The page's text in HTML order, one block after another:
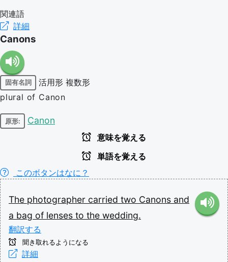
関連語
詳細
Canons
固有名詞 活用形 複数形
plural of Canon
原形: Canon
意味を覚える
単語を覚える
このボタンはなに？
The photographer carried two Canons and
a bag of lenses to the wedding.
翻訳する
聞き取れるようになる
詳細